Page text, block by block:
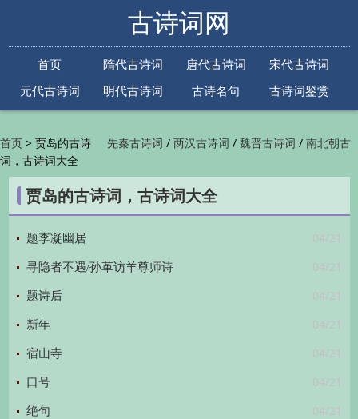
古诗词网
首页 隋代古诗词 唐代古诗词
宋代古诗词
元代古诗词
明代古诗词 古诗名句
古诗词鉴赏
先秦古诗词 /两汉古诗词 /魏晋古诗词 /南北朝古
代古诗词/金朝古诗词/元代古诗词/明代古诗词
/清代古诗词/近现代古诗词
鉴赏/古诗下一句/古诗上一句/
首页 > 贾岛的古诗
词，古诗词大全
贾岛的古诗词，古诗词大全
04/21
题李凝幽居
04/21
寻隐者不遇/孙革访羊尊师诗
04/21
题诗后
04/21
新年
04/21
宿山寺
04/21
口号
04/21
绝句